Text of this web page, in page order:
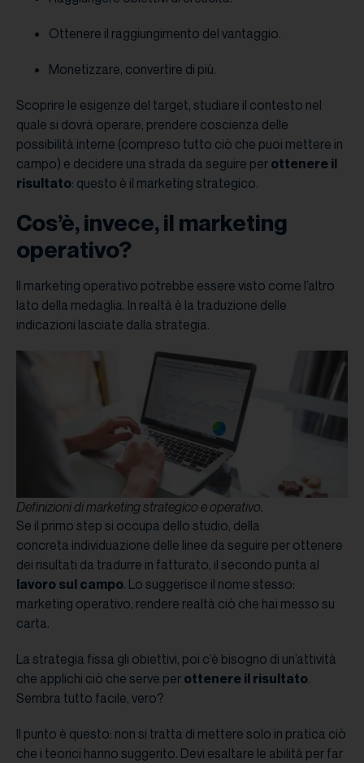
Ottenere il raggiungimento del vantaggio.
Monetizzare, convertire di più.
Scoprire le esigenze del target, studiare il contesto nel
quale si dovrà operare, prendere coscienza delle
possibilità interne (compreso tutto ciò che puoi mettere in
campo) e decidere una strada da seguire per ottenere il
risultato: questo è il marketing strategico.
Cos’è, invece, il marketing
operativo?
Il marketing operativo potrebbe essere visto come l’altro
lato della medaglia. In realtà è la traduzione delle
indicazioni lasciate dalla strategia.
Definizioni di marketing strategico e operativo.
Se il primo step si occupa dello studio, della
concreta individuazione delle linee da seguire per ottenere
dei risultati da tradurre in fatturato, il secondo punta al
lavoro sul campo. Lo suggerisce il nome stesso:
marketing operativo, rendere realtà ciò che hai messo su
carta.
La strategia fissa gli obiettivi, poi c’è bisogno di un’attività
che applichi ciò che serve per ottenere il risultato.
Sembra tutto facile, vero?
Il punto è questo: non si tratta di mettere solo in pratica ciò
che i teorici hanno suggerito. Devi esaltare le abilità per far